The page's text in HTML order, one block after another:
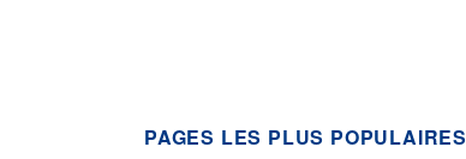
PAGES LES PLUS POPULAIRES